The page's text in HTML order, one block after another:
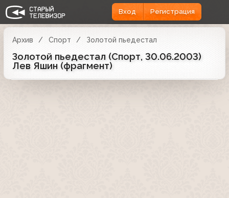
Вход Регистрация
Архив Спорт Золотой пьедестал
Золотой пьедестал (Спорт, 30.06.2003)
Лев Яшин (фрагмент)